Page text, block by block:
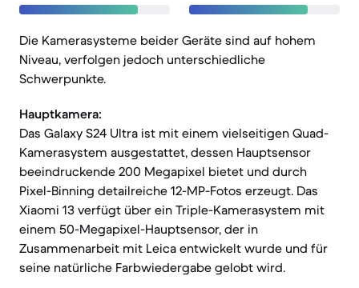
Die Kamerasysteme beider Geräte sind auf hohem
Niveau, verfolgen jedoch unterschiedliche
Schwerpunkte.
Hauptkamera:
Das Galaxy S24 Ultra ist mit einem vielseitigen Quad-
Kamerasystem ausgestattet, dessen Hauptsensor
beeindruckende 200 Megapixel bietet und durch
Pixel-Binning detailreiche 12-MP-Fotos erzeugt. Das
Xiaomi 13 verfügt über ein Triple-Kamerasystem mit
einem 50-Megapixel-Hauptsensor, der in
Zusammenarbeit mit Leica entwickelt wurde und für
seine natürliche Farbwiedergabe gelobt wird.